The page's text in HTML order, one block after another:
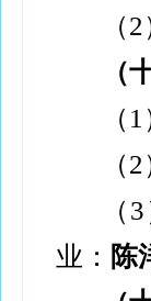
（2
（
（ 1
（2
（ 3
业： 陈